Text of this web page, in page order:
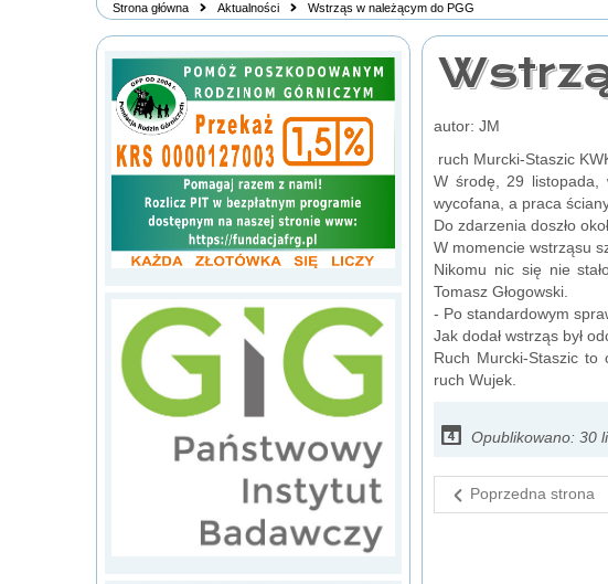
Strona główna Aktualności Wstrząs w należącym do PGG
autor: JM
ruch Murcki-Staszic
W środę, 29 listopada,
wycofana, a praca
Do zdarzenia doszło
W momencie wstrząsu
Nikomu nic się nie
Tomasz Głogowski.
- Po standardowym
Jak dodał wstrząs był
Ruch Murcki-Staszic to
ruch Wujek.
Opublikowano: 30
Poprzedna strona